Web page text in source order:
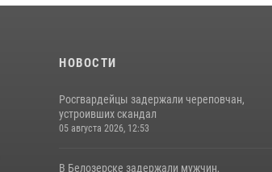
НОВОСТИ
Росгвардейцы задержали череповчан,
устроивших скандал
05 августа 2026, 12:53
В Белозерске задержали мужчин,